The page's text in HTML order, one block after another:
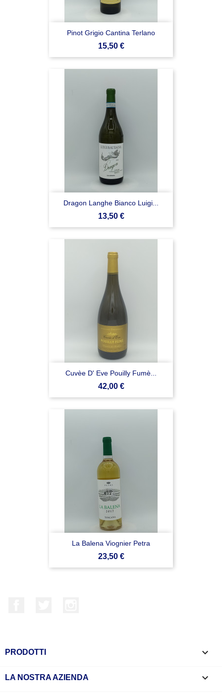
Pinot Grigio Cantina Terlano
Prezzo
15,50 €
Dragon Langhe Bianco Luigi...
Prezzo
13,50 €
Cuvèe D' Eve Pouilly Fumè...
Prezzo
42,00 €
La Balena Viognier Petra
Prezzo
23,50 €
PRODOTTI 
LA NOSTRA AZIENDA 